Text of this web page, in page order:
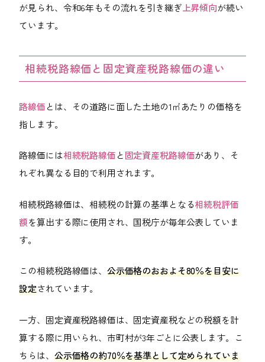
が見られ、令和6年もその流れを引き継ぎ上昇傾向が続い
ています。
相続税路線価と固定資産税路線価の違い
路線価とは、その道路に面した土地の1㎡あたりの価格を
指します。
路線価には相続税路線価と固定資産税路線価があり、そ
れぞれ異なる目的で利用されます。
相続税路線価は、相続税の計算の基準となる相続税評価
額を算出する際に使用され、国税庁が毎年公表していま
す。
この相続税路線価は、 公示価格のおおよそ80％を目安に
設定されています。
一方、固定資産税路線価は、固定資産税などの税額を計
算する際に用いられ、市町村が3年ごとに公表します。こ
ちらは、 公示価格の約70％を基準として定められていま